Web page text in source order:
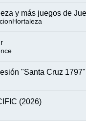
y más juegos de
"Santa Cruz 1797"
(2026)